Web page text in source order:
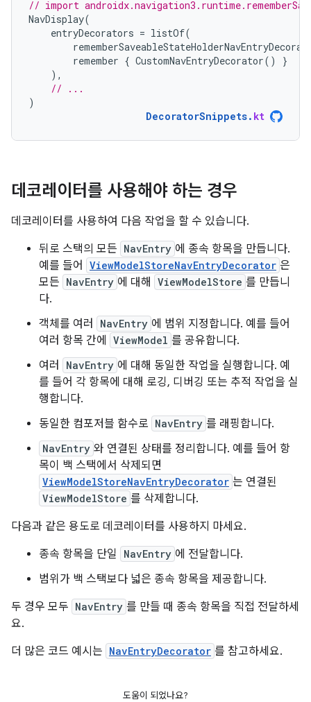
// import
NavDisplay(
entryDecorators = listOf(
remember { CustomNavEntryDecorator()
}
),
// ...
)
DecoratorSnippets. kt
데코레이터를 사용해야 하는 경우
데코레이터를 사용하여 다음 작업을 할 수 있습니다.
뒤로 스택의 모든 NavEntry 에 종속 항목을 만듭니다.
예를 들어
ViewModelStoreNavEntryDecorator 은
모든 NavEntry 에 대해 ViewModelStore 를 만듭니
다.
객체를 여러
NavEntry 에 범위 지정합니다. 예를 들어
여러 항목 간에
ViewModel 를 공유합니다.
여러
NavEntry 에 대해 동일한 작업을 실행합니다. 예
를 들어 각 항목에 대해 로깅, 디버깅 또는 추적 작업을 실
행합니다.
동일한 컴포저블 함수로 NavEntry 를 래핑합니다.
NavEntry 와 연결된 상태를 정리합니다. 예를 들어 항
목이 백 스택에서 삭제되면
ViewModelStoreNavEntryDecorator 는 연결된
ViewModelStore 를 삭제합니다.
다음과 같은 용도로 데코레이터를 사용하지 마세요.
종속 항목을 단일
NavEntry 에 전달합니다.
범위가 백 스택보다 넓은 종속 항목을 제공합니다.
두 경우 모두 NavEntry 를 만들 때 종속 항목을 직접 전달하세
요.
더 많은 코드 예시는 NavEntryDecorator 를 참고하세요.
도움이 되었나요?